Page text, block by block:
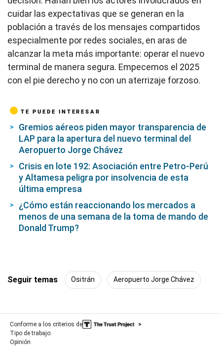
cuidar las expectativas que se generan en la
población a través de los mensajes compartidos
especialmente por redes sociales, en aras de
alcanzar la meta más importante: operar el nuevo
terminal de manera segura. Empecemos el 2025
con el pie derecho y no con un aterrizaje forzoso.
TE PUEDE INTERESAR
Gremios aéreos piden mayor transparencia de
LAP para la apertura del nuevo terminal del
Aeropuerto Jorge Chávez
Crisis en lote 192: Asociación entre Petro-Perú
y Altamesa peligra por insolvencia de esta
última empresa
¿Cómo están reaccionando los mercados a
menos de una semana de la toma de mando de
Donald Trump?
Seguir temas Ositrán Aeropuerto Jorge Chávez
Conforme a los criterios de
Tipo de trabajo:
Opinión